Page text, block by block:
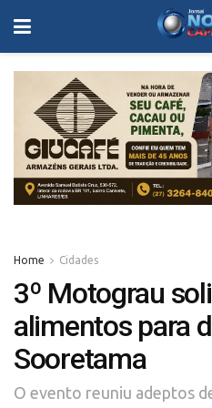
Home Cidades
3º Motograu
alimentos para
Sooretama
O evento reuniu adeptos